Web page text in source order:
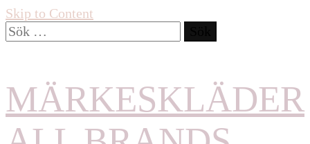
Skip to Content
Sök
efter:
MÄRKESKLÄDER